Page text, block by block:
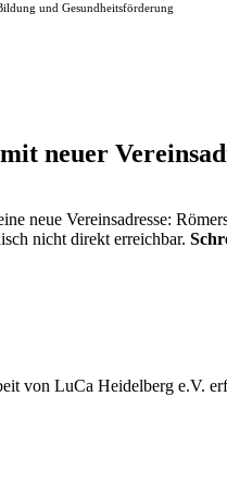
und Gesundheitsförderung
neuer
neue Vereinsadresse:
nicht direkt erreichbar.
von LuCa Heidelberg e.V.